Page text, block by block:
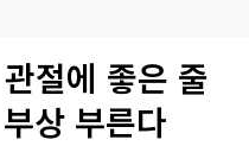
절에 좋은 줄
상 부른다